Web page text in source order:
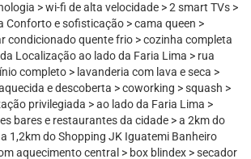
> wi-fi de alta velocidade > 2 smart TVs >
Conforto e sofisticação > cama queen >
condicionado quente frio > cozinha completa
Localização ao lado da Faria Lima > rua
completo > lavanderia com lava e seca >
e descoberta > coworking > squash >
privilegiada > ao lado da Faria Lima >
bares e restaurantes da cidade > a 2km do
1,2km do Shopping JK Iguatemi Banheiro
aquecimento central > box blindex > secador